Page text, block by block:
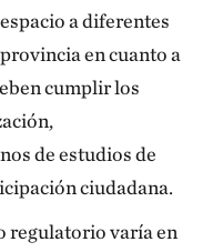
a diferentes
en cuanto a
cumplir los
de estudios de
ciudadana.
regulatorio varía en